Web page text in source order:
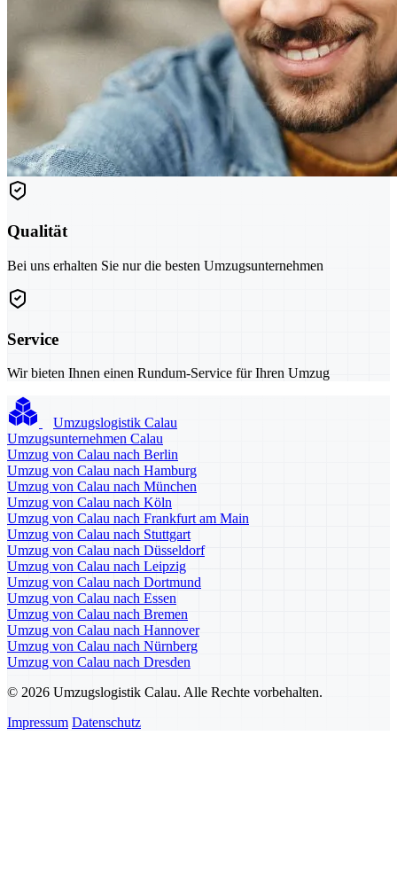
Qualität
Bei uns erhalten Sie nur die besten Umzugsunternehmen
Service
Wir bieten Ihnen einen Rundum-Service für Ihren Umzug
Umzugslogistik Calau
Umzugsunternehmen Calau
Umzug von Calau nach Berlin
Umzug von Calau nach Hamburg
Umzug von Calau nach München
Umzug von Calau nach Köln
Umzug von Calau nach Frankfurt am Main
Umzug von Calau nach Stuttgart
Umzug von Calau nach Düsseldorf
Umzug von Calau nach Leipzig
Umzug von Calau nach Dortmund
Umzug von Calau nach Essen
Umzug von Calau nach Bremen
Umzug von Calau nach Hannover
Umzug von Calau nach Nürnberg
Umzug von Calau nach Dresden
© 2026 Umzugslogistik Calau. Alle Rechte vorbehalten.
Impressum Datenschutz